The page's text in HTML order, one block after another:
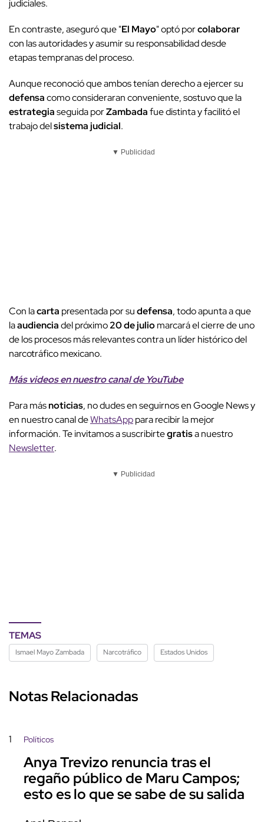
judiciales.
En contraste, aseguró que "El Mayo" optó porcolaborar
con las autoridades y asumir su responsabilidad desde
etapas tempranas del proceso.
Aunque reconoció que ambos tenían derecho a ejercer su
defensacomo consideraran conveniente, sostuvo que la
estrategiaseguida porZambadafue distinta y facilitó el
trabajo delsistema judicial.
▼ Publicidad
Con lacarta presentada por sudefensa, todo apunta a que
laaudienciadel próximo20 de juliomarcará el cierre de uno
de los procesos más relevantes contra un líder histórico del
narcotráfico mexicano.
Más videosen nuestro canal de YouTube
Para másnoticias, no dudes en seguirnos en Google News y
en nuestro canal deWhatsApppara recibir la mejor
información. Te invitamos a suscribirtegratisa nuestro
Newsletter.
▼ Publicidad
TEMAS
Ismael Mayo Zambada Narcotráfico Estados Unidos
Notas Relacionadas
1 Políticos
Anya Trevizo renuncia tras el
regaño público de Maru Campos;
esto es lo que se sabe de su salida